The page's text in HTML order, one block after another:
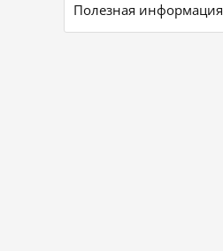
Полезная информация